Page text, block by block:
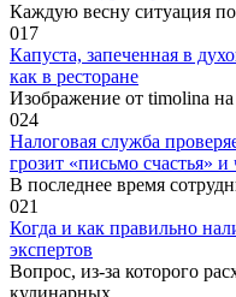
Каждую весну ситуация
017
Капуста, запеченная в
как в ресторане
Изображение от timolina
024
Налоговая служба
грозит «письмо счастья» и
В последнее время
021
Когда и как правильно
экспертов
Вопрос, из-за которого
кулинарных